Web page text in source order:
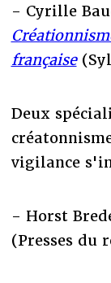
- Cyrille
française
Deux
vigilance
- Horst
(Presses du